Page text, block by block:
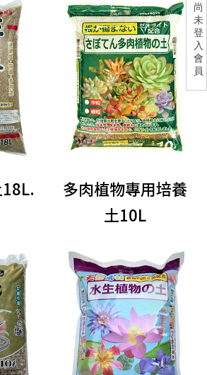
尚
未
登
入
會
員
多肉植物專用培養
土10L